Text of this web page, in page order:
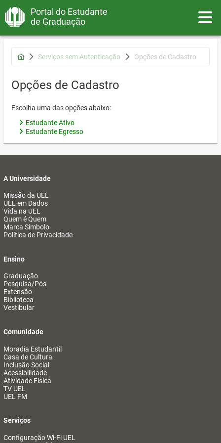
Portal do Estudante
de Graduação
Serviços sem Autenticação Opções de Cadastro
Opções de Cadastro
Escolha uma das opções abaixo:
Estudante Ativo
Estudante Egresso
A Universidade
Missão da UEL
UEL em Dados
Vida na UEL
Quem é Quem
Marca Símbolo
Política de Privacidade
Ensino
Graduação
Pesquisa/Pós
Extensão
Biblioteca
Vestibular
Comunidade
Moradia Estudantil
Casa de Cultura
Inclusão Social
Acessibilidade
Atividade Física
TV UEL
UEL FM
Serviços
Configuração Wi-Fi UEL